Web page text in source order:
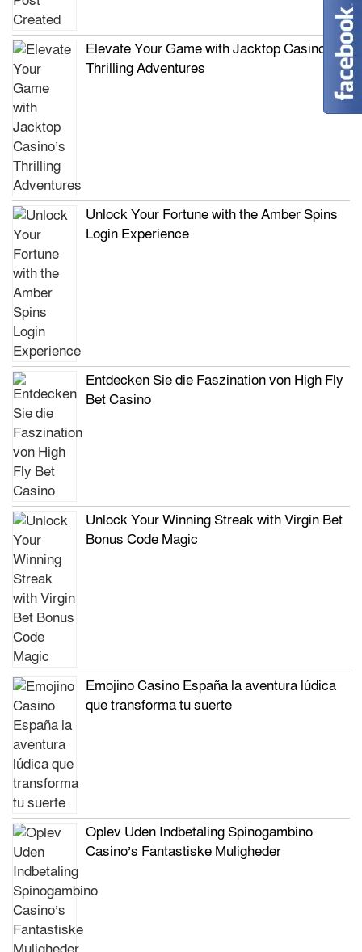
Elevate Your Game with Jacktop Casino’s
Thrilling Adventures
Unlock Your Fortune with the Amber Spins
Login Experience
Entdecken Sie die Faszination von High Fly
Bet Casino
Unlock Your Winning Streak with Virgin Bet
Bonus Code Magic
Emojino Casino España la aventura lúdica
que transforma tu suerte
Oplev Uden Indbetaling Spinogambino
Casino’s Fantastiske Muligheder